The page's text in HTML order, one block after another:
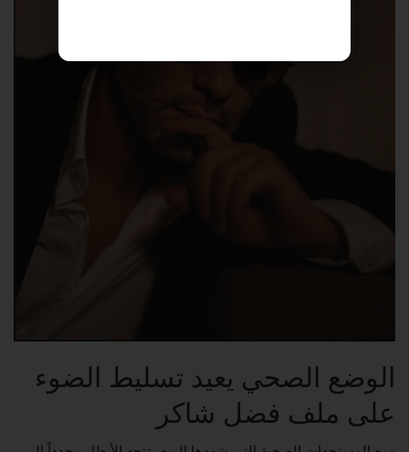
الوضع الصحي يعيد تسليط الضوء
على ملف فضل شاكر